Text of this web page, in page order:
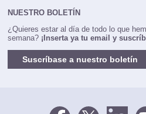
NUESTRO BOLETÍN
¿Quieres estar al día de todo lo que
semana? ¡Inserta ya tu email y
Suscríbase a nuestro boletín